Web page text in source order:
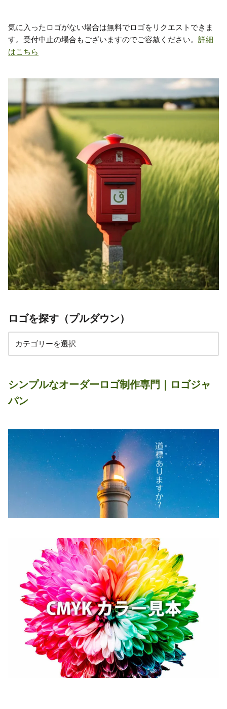
気に入ったロゴがない場合は無料でロゴをリクエストできま
す。受付中止の場合もございますのでご容赦ください。 詳細
はこちら
ロゴを探す（プルダウン）
シンプルなオーダーロゴ制作専門｜ロゴジャ
パン